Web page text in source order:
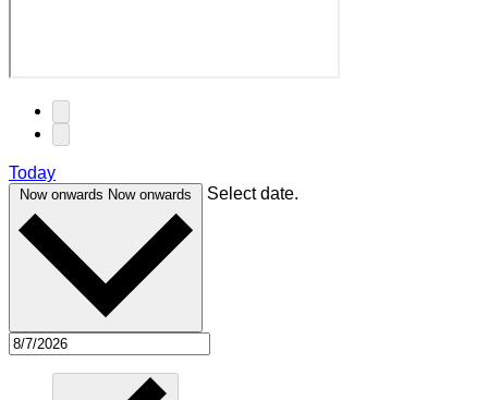
Today
Now onwards Now onwards Select date.